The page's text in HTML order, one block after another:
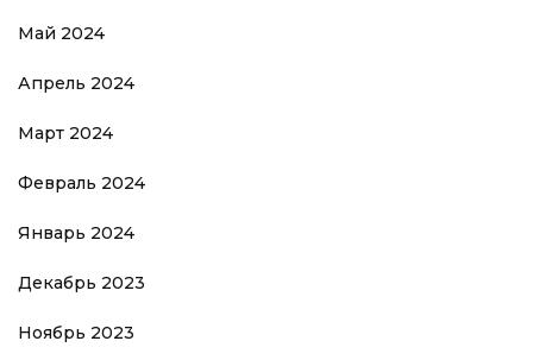
Май 2024
Апрель 2024
Март 2024
Февраль 2024
Январь 2024
Декабрь 2023
Ноябрь 2023